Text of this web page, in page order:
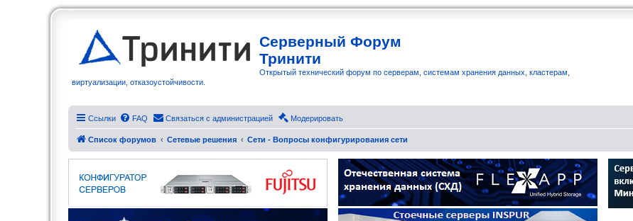
Серверный Форум
Тринити
Открытый технический форум по серверам, системам хранения данных, кластерам,
виртуализации, отказоустойчивости.
Ссылки FAQ Связаться с администрацией Модерировать
Список форумов Сетевые решения Сети - Вопросы конфигурирования сети